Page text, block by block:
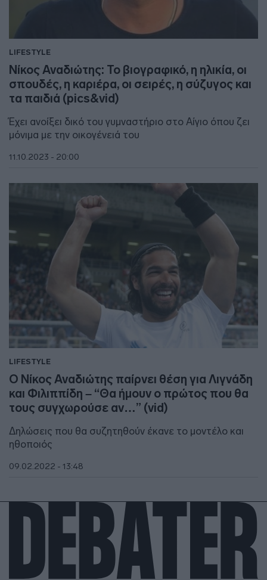
LIFESTYLE
Νίκος Αναδιώτης: Το βιογραφικό, η ηλικία, οι
σπουδές, η καριέρα, οι σειρές, η σύζυγος και
τα παιδιά (pics&vid)
Έχει ανοίξει δικό του γυμναστήριο στο Αίγιο όπου ζει
μόνιμα με την οικογένειά του
11.10.2023 - 20:00
LIFESTYLE
Ο Νίκος Αναδιώτης παίρνει θέση για Λιγνάδη
και Φιλιππίδη – “Θα ήμουν ο πρώτος που θα
τους συγχωρούσε αν…” (vid)
Δηλώσεις που θα συζητηθούν έκανε το μοντέλο και
ηθοποιός
09.02.2022 - 13:48